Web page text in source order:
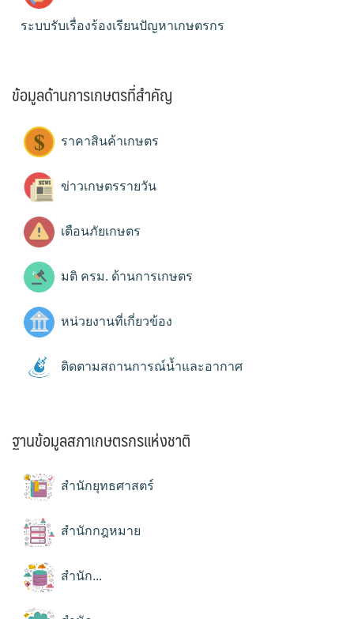
ระบบรับเรื่องร้องเรียนปัญหาเกษตรกร
ข้อมูลด้านการเกษตรที่สำคัญ
ราคาสินค้าเกษตร
ข่าวเกษตรรายวัน
เตือนภัยเกษตร
มติ ครม. ด้านการเกษตร
หน่วยงานที่เกี่ยวข้อง
ติดตามสถานการณ์น้ำและอากาศ
ฐานข้อมูลสภาเกษตรกรแห่งชาติ
สำนักยุทธศาสตร์
สำนักกฎหมาย
สำนัก...